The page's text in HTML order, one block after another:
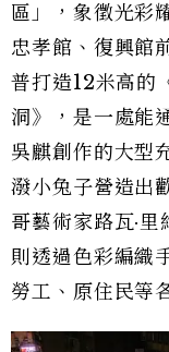
區」，象徵光彩
忠孝館、復興館
普打造12米高
洞》，是一處能
吳麒創作的大
潑小兔子營造出
哥藝術家路瓦·
則透過色彩編織
勞工、原住民等